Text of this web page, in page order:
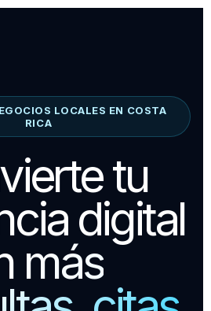
LOCALES EN COSTA
RICA
tu
digital
más